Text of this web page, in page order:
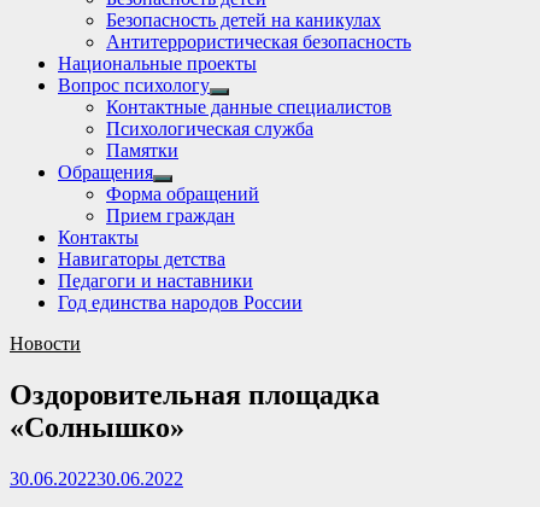
Безопасность детей на каникулах
Антитеррористическая безопасность
Национальные проекты
Вопрос психологу
Show
sub
menu
Контактные данные специалистов
Психологическая служба
Памятки
Обращения
Show
sub
menu
Форма обращений
Прием граждан
Контакты
Навигаторы детства
Педагоги и наставники
Год единства народов России
Новости
Оздоровительная площадка
«Солнышко»
30.06.202230.06.2022